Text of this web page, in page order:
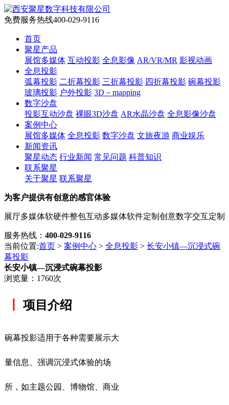
免费服务热线400-029-9116
首页
聚星产品
展馆多媒体 互动投影 全息影像 AR/VR/MR 影视动画
全息投影
弧幕投影 二折幕投影 三折幕投影 四折幕投影 碗幕投影
玻璃投影 户外投影 3D－mapping
数字沙盘
投影互动沙盘 裸眼3D沙盘 AR水晶沙盘 全息影像沙盘
案例中心
展馆多媒体 全息投影 数字沙盘 文旅夜游 商业娱乐
新闻资讯
聚星动态 行业新闻 常见问题 科普知识
联系聚星
关于聚星 联系聚星
为客户提供有创意的感官体验
展厅多媒体软硬件整包互动多媒体软件定制 创意数字交互定制
服务热线： 400-029-9116
当前位置:首页 > 案例中心 > 全息投影 > 长安小镇—沉浸式碗
幕投影
长安小镇—沉浸式碗幕投影
浏览量：1760次
项目介绍
碗幕投影适用于各种需要展示大
量信息、强调沉浸式体验的场
所，如主题公园、博物馆、商业